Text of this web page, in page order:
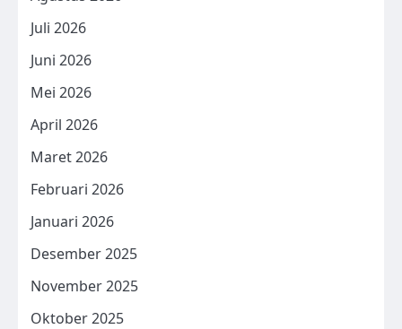
Juli 2026
Juni 2026
Mei 2026
April 2026
Maret 2026
Februari 2026
Januari 2026
Desember 2025
November 2025
Oktober 2025